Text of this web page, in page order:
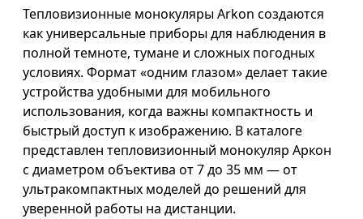
Тепловизионные монокуляры Arkon создаются
как универсальные приборы для наблюдения в
полной темноте, тумане и сложных погодных
условиях. Формат «одним глазом» делает такие
устройства удобными для мобильного
использования, когда важны компактность и
быстрый доступ к изображению. В каталоге
представлен тепловизионный монокуляр Аркон
с диаметром объектива от 7 до 35 мм — от
ультракомпактных моделей до решений для
уверенной работы на дистанции.